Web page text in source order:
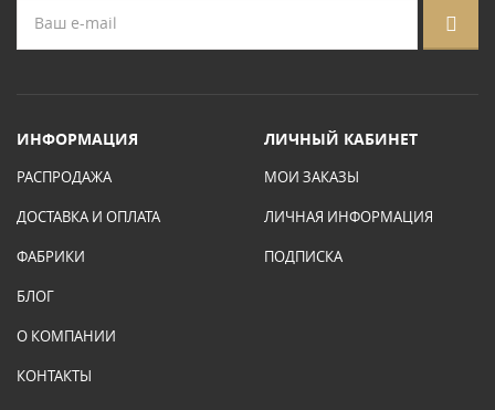
ИНФОРМАЦИЯ
РАСПРОДАЖА
ДОСТАВКА И ОПЛАТА
ФАБРИКИ
БЛОГ
О КОМПАНИИ
КОНТАКТЫ
ЛИЧНЫЙ КАБИНЕТ
МОИ ЗАКАЗЫ
ЛИЧНАЯ ИНФОРМАЦИЯ
ПОДПИСКА